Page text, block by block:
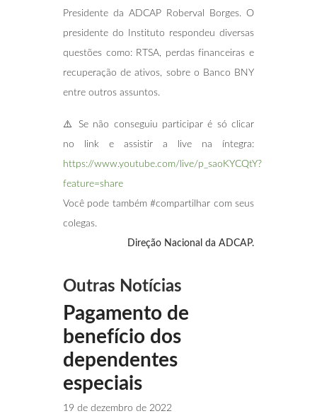
Presidente da ADCAP Roberval Borges. O
presidente do Instituto respondeu diversas
questões como: RTSA, perdas financeiras e
recuperação de ativos, sobre o Banco BNY
entre outros assuntos.
⚠️ Se não conseguiu participar é só clicar
no link e assistir a live na íntegra:
https://www.youtube.com/live/p_saoKYCQtY?
feature=share
Você pode também #compartilhar com seus
colegas.
Direção Nacional da ADCAP.
Outras Notícias
Pagamento de
benefício dos
dependentes
especiais
19 de dezembro de 2022